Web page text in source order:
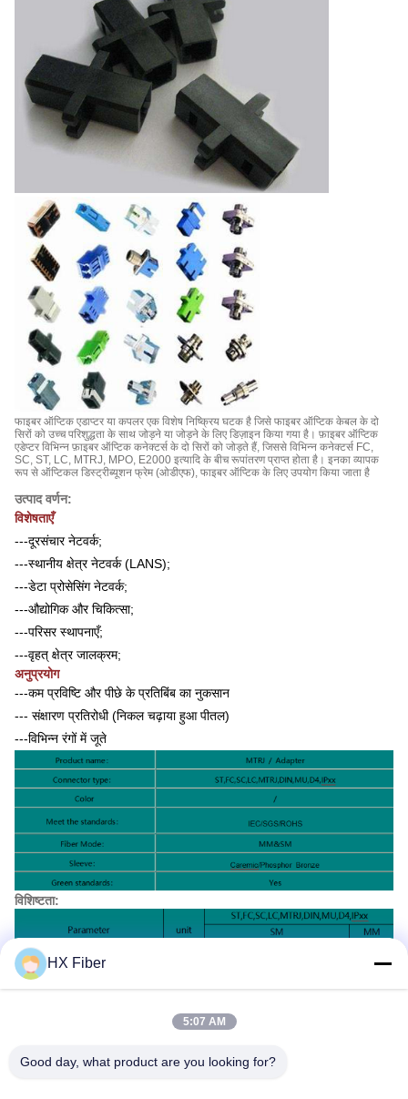
फाइबर ऑप्टिक एडाप्टर या कपलर एक विशेष निष्क्रिय घटक है जिसे फाइबर ऑप्टिक केबल के दो
सिरों को उच्च परिशुद्धता के साथ जोड़ने या जोड़ने के लिए डिज़ाइन किया गया है। फ़ाइबर ऑप्टिक
एडेप्टर विभिन्न फ़ाइबर ऑप्टिक कनेक्टर्स के दो सिरों को जोड़ते हैं, जिससे विभिन्न कनेक्टर्स FC,
SC, ST, LC, MTRJ, MPO, E2000 इत्यादि के बीच रूपांतरण प्राप्त होता है। इनका व्यापक
रूप से ऑप्टिकल डिस्ट्रीब्यूशन फ्रेम (ओडीएफ), फाइबर ऑप्टिक के लिए उपयोग किया जाता है
उत्पाद वर्णन:
विशेषताएँ
---दूरसंचार नेटवर्क;
---स्थानीय क्षेत्र नेटवर्क (LANS);
---डेटा प्रोसेसिंग नेटवर्क;
---औद्योगिक और चिकित्सा;
---परिसर स्थापनाएँ;
---वृहत् क्षेत्र जालक्रम;
अनुप्रयोग
---कम प्रविष्टि और पीछे के प्रतिबिंब का नुकसान
--- संक्षारण प्रतिरोधी (निकल चढ़ाया हुआ पीतल)
---विभिन्न रंगों में जूते
विशिष्टता:
HX Fiber
5:07 AM
Good day, what product are you looking for?